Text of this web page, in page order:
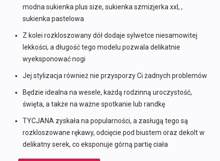
modna sukienka plus size, sukienka szmizjerka xxl, ,
sukienka pastelowa
Z kolei rozkloszowany dół dodaje sylwetce niesamowitej
lekkości, a długość tego modelu pozwala delikatnie
wyeksponować nogi
Jej stylizacja również nie przysporzy Ci żadnych problemów
Będzie idealna na wesele, każdą rodzinną uroczystość,
święta, a także na ważne spotkanie lub randkę
TYCJANA zyskała na popularności, a zasługą tego są
rozkloszowane rękawy, odcięcie pod biustem oraz dekolt w
delikatny serek, co eksponuje górną partię ciała